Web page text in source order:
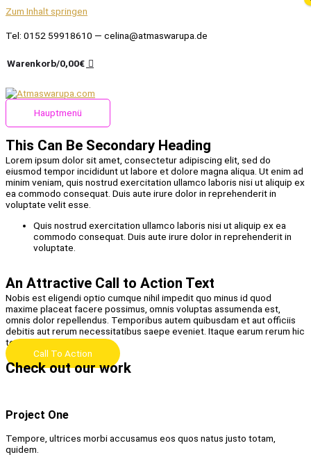
Zum Inhalt springen
Tel: 0152 59918610 — celina@atmaswarupa.de
Warenkorb/0,00€
Hauptmenü
This Can Be Secondary Heading
Lorem ipsum dolor sit amet, consectetur adipiscing elit, sed do
eiusmod tempor incididunt ut labore et dolore magna aliqua. Ut enim ad
minim veniam, quis nostrud exercitation ullamco laboris nisi ut aliquip ex
ea commodo consequat. Duis aute irure dolor in reprehenderit in
voluptate velit esse.
Quis nostrud exercitation ullamco laboris nisi ut aliquip ex ea
commodo consequat. Duis aute irure dolor in reprehenderit in
voluptate.
An Attractive Call to Action Text
Nobis est eligendi optio cumque nihil impedit quo minus id quod
maxime placeat facere possimus, omnis voluptas assumenda est,
omnis dolor repellendus. Temporibus autem quibusdam et aut officiis
debitis aut rerum necessitatibus saepe eveniet. Itaque earum rerum hic
tenetur delectus.
Call To Action
Check out our work
Project One
Tempore, ultrices morbi accusamus eos quos natus justo totam,
quidem.